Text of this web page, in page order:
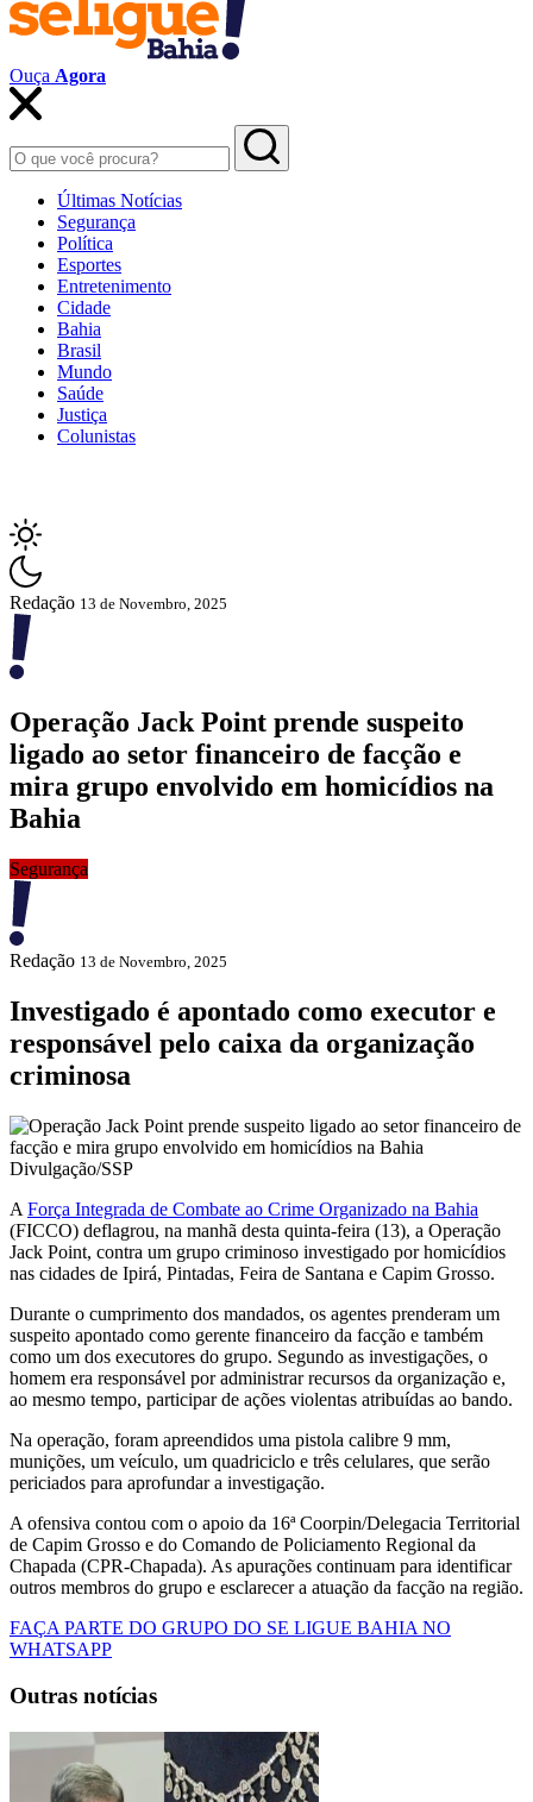
Ouça Agora
Últimas Notícias
Segurança
Política
Esportes
Entretenimento
Cidade
Bahia
Brasil
Mundo
Saúde
Justiça
Colunistas
Redação 13 de Novembro, 2025
Operação Jack Point prende suspeito
ligado ao setor financeiro de facção e
mira grupo envolvido em homicídios na
Bahia
Segurança
Redação 13 de Novembro, 2025
Investigado é apontado como executor e
responsável pelo caixa da organização
criminosa
Divulgação/SSP
A Força Integrada de Combate ao Crime Organizado na Bahia
(FICCO) deflagrou, na manhã desta quinta-feira (13), a Operação
Jack Point, contra um grupo criminoso investigado por homicídios
nas cidades de Ipirá, Pintadas, Feira de Santana e Capim Grosso.
Durante o cumprimento dos mandados, os agentes prenderam um
suspeito apontado como gerente financeiro da facção e também
como um dos executores do grupo. Segundo as investigações, o
homem era responsável por administrar recursos da organização e,
ao mesmo tempo, participar de ações violentas atribuídas ao bando.
Na operação, foram apreendidos uma pistola calibre 9 mm,
munições, um veículo, um quadriciclo e três celulares, que serão
periciados para aprofundar a investigação.
A ofensiva contou com o apoio da 16ª Coorpin/Delegacia Territorial
de Capim Grosso e do Comando de Policiamento Regional da
Chapada (CPR-Chapada). As apurações continuam para identificar
outros membros do grupo e esclarecer a atuação da facção na região.
FAÇA PARTE DO GRUPO DO SE LIGUE BAHIA NO
WHATSAPP
Outras notícias